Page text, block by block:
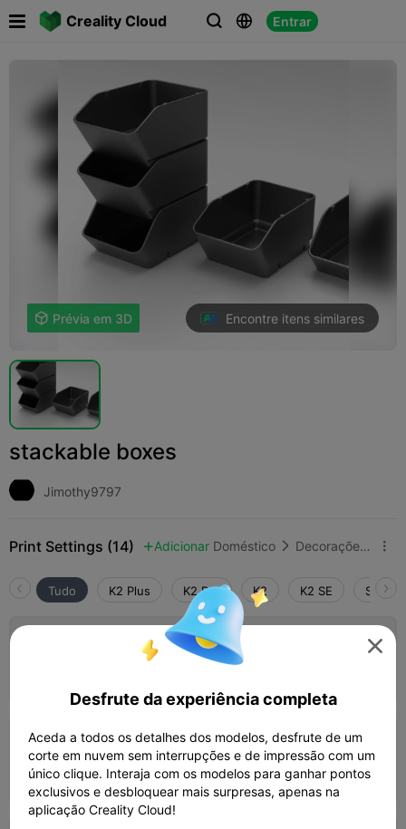
Creality Cloud   Entrar

 Prévia em 3D Encontre itens similares
stackable boxes
Jimothy9797
Print Settings (14)  Adicionar Doméstico  Decorações e Ornamentos para Casa 
Tudo K2 Plus K2 Pro K2 K2 SE
0.24mm layer, 2 walls, 15% infill
0.2mm layer, 3 walls, 15% infill
 02h 03m  1 plates  70.02g

Desfrute da experiência completa
Aceda a todos os detalhes dos modelos, desfrute de um
corte em nuvem sem interrupções e de impressão com um
único clique. Interaja com os modelos para ganhar pontos
exclusivos e desbloquear mais surpresas, apenas na
aplicação Creality Cloud!